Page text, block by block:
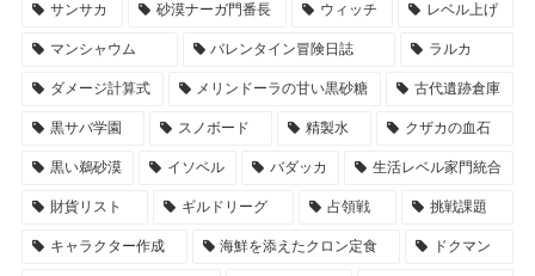
サンサカ 砂漠ナーガ門番長 ウィッチ レベル上げ
マンシャウム バレンタイン冒険日誌 ラルカ
ダメージ計算式 メリンドーラの甘い黒砂糖 古代遺跡倉庫
黒サバ学園 スノボード 精製水 クザカの血石
黒い鵜砂漠 イソベル バダッカ 生活レベル家門統合
財貨リスト ギルドリーグ 占領戦 挑戦課題
キャラクター作成 海鮮を添えたクロン定食 ドクマン